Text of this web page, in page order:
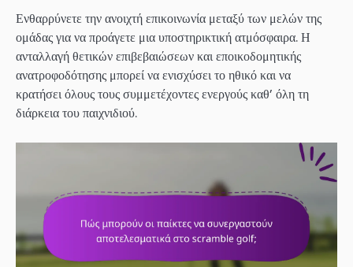
Ενθαρρύνετε την ανοιχτή επικοινωνία μεταξύ των μελών της
ομάδας για να προάγετε μια υποστηρικτική ατμόσφαιρα. Η
ανταλλαγή θετικών επιβεβαιώσεων και εποικοδομητικής
ανατροφοδότησης μπορεί να ενισχύσει το ηθικό και να
κρατήσει όλους τους συμμετέχοντες ενεργούς καθ’ όλη τη
διάρκεια του παιχνιδιού.